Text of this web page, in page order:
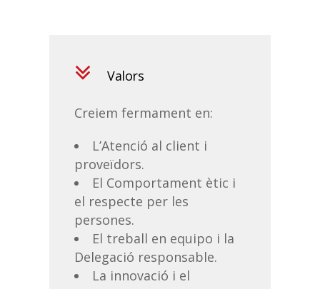
Valors
Creiem fermament en:
L’Atenció al client i
proveïdors.
El Comportament ètic i
el respecte per les
persones.
El treball en equipo i la
Delegació responsable.
La innovació i el